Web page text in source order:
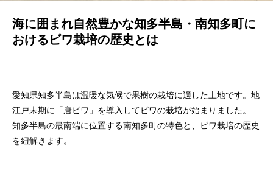
会社概要
お問い合わせ
海に囲まれ自然豊かな知多半島・南知多町に
おけるビワ栽培の歴史とは
愛知県知多半島は温暖な気候で果樹の栽培に適した土地です。地
江戸末期に「唐ビワ」を導入してビワの栽培が始まりました。
知多半島の最南端に位置する南知多町の特色と、ビワ栽培の歴史
を紐解きます。